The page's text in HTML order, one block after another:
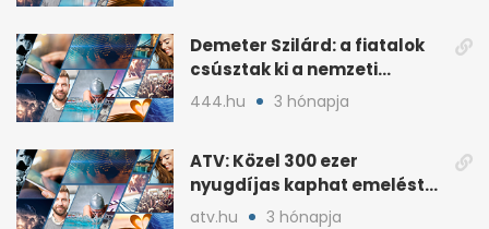
Demeter Szilárd: a fiatalok
csúsztak ki a nemzeti
kultúrából
444.hu 3 hónapja
ATV: Közel 300 ezer
nyugdíjas kaphat emelést
idén a Tisza terve szerint
atv.hu 3 hónapja